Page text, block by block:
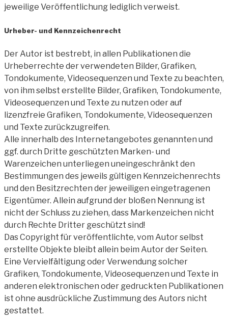
jeweilige Veröffentlichung lediglich verweist.
Urheber- und Kennzeichenrecht
Der Autor ist bestrebt, in allen Publikationen die
Urheberrechte der verwendeten Bilder, Grafiken,
Tondokumente, Videosequenzen und Texte zu beachten,
von ihm selbst erstellte Bilder, Grafiken, Tondokumente,
Videosequenzen und Texte zu nutzen oder auf
lizenzfreie Grafiken, Tondokumente, Videosequenzen
und Texte zurückzugreifen.
Alle innerhalb des Internetangebotes genannten und
ggf. durch Dritte geschützten Marken- und
Warenzeichen unterliegen uneingeschränkt den
Bestimmungen des jeweils gültigen Kennzeichenrechts
und den Besitzrechten der jeweiligen eingetragenen
Eigentümer. Allein aufgrund der bloßen Nennung ist
nicht der Schluss zu ziehen, dass Markenzeichen nicht
durch Rechte Dritter geschützt sind!
Das Copyright für veröffentlichte, vom Autor selbst
erstellte Objekte bleibt allein beim Autor der Seiten.
Eine Vervielfältigung oder Verwendung solcher
Grafiken, Tondokumente, Videosequenzen und Texte in
anderen elektronischen oder gedruckten Publikationen
ist ohne ausdrückliche Zustimmung des Autors nicht
gestattet.